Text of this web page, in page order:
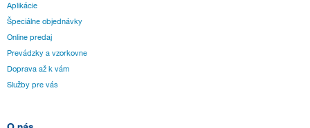
Aplikácie
Špeciálne objednávky
Online predaj
Prevádzky a vzorkovne
Doprava až k vám
Služby pre vás